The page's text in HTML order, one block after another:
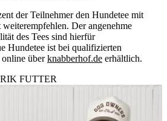
der Teilnehmer den Hundetee mit
Der angenehme
des Tees sind hierfür
Hundetee ist bei qualifizierten
online überknabberhof.de erhältlich.
FUTTER